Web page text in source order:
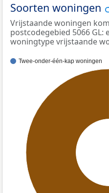
Soorten woningen
Vrijstaande woningen
postcodegebied 5066 GL:
woningtype vrijstaande
Twee-onder-één-kap woningen